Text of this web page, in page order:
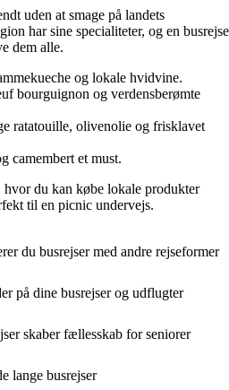
uden at smage på landets
har sine specialiteter, og en busrejse
dem alle.
og lokale hvidvine.
bourguignon og verdensberømte
ratatouille, olivenolie og frisklavet
camembert et must.
hvor du kan købe lokale produkter
til en picnic undervejs.
du busrejser med andre rejseformer
på dine busrejser og udflugter
skaber fællesskab for seniorer
lange busrejser